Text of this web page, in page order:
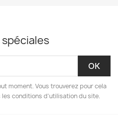
moment. Vous trouverez pour cela
conditions d'utilisation du site.